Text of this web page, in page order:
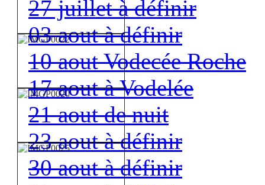
27 juillet à définir
03 aout à définir
10 aout Vodecée Roche
17 aout à Vodelée
21 aout de nuit
23 aout à définir
30 aout à définir